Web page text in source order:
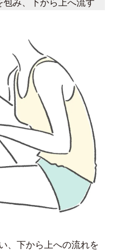
、下から上への流れを